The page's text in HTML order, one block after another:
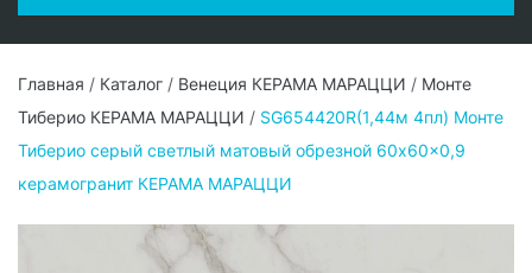
Главная / Каталог / Венеция КЕРАМА МАРАЦЦИ / Монте
Тиберио КЕРАМА МАРАЦЦИ / SG654420R(1,44м 4пл) Монте
Тиберио серый светлый матовый обрезной 60x60x0,9
керамогранит КЕРАМА МАРАЦЦИ